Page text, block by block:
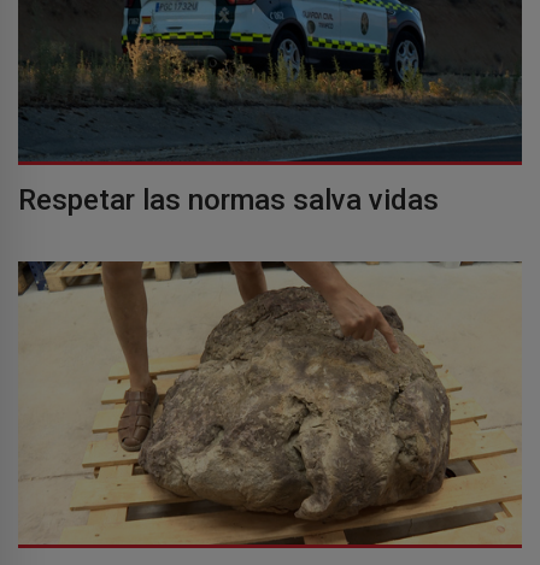
Respetar las normas salva vidas